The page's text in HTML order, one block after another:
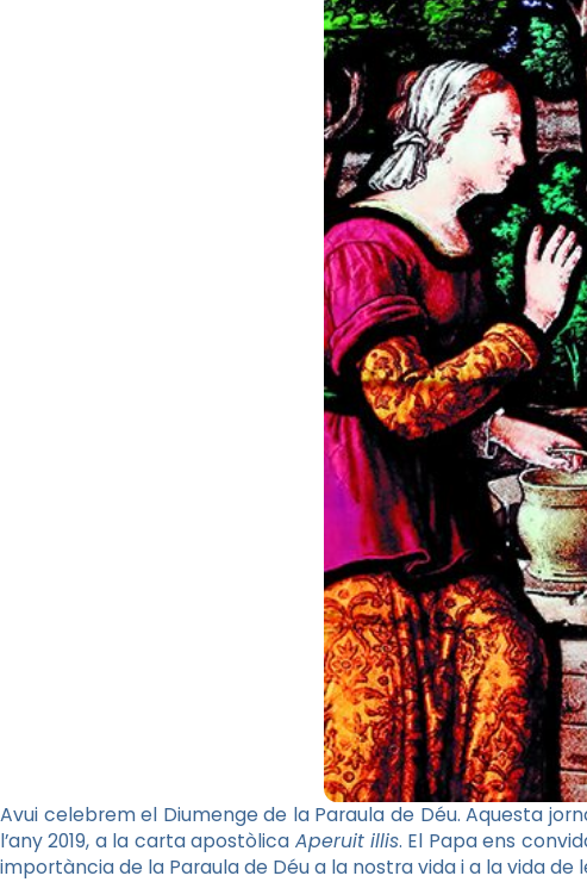
Avui celebrem el Diumenge de la Paraula de Déu. Aquesta
l’any 2019, a la carta apostòlica Aperuit illis. El Papa ens
importància de la Paraula de Déu a la nostra vida i a la vida de